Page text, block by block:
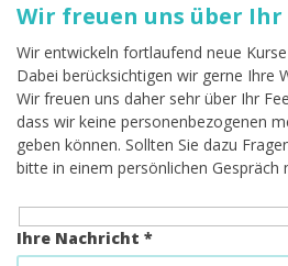
Wir freuen uns über Ihr
Wir entwickeln fortlaufend neue
Dabei berücksichtigen wir gerne Ihre
Wir freuen uns daher sehr über Ihr
dass wir keine personenbezogenen
geben können. Sollten Sie dazu
bitte in einem persönlichen
Ihre Nachricht *